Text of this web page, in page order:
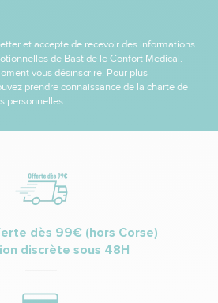
et accepte de recevoir des informations
de Bastide le Confort Médical.
vous désinscrire. Pour plus
prendre connaissance de la charte de
personnelles.
dès 99€ (hors Corse)
discrète sous 48H